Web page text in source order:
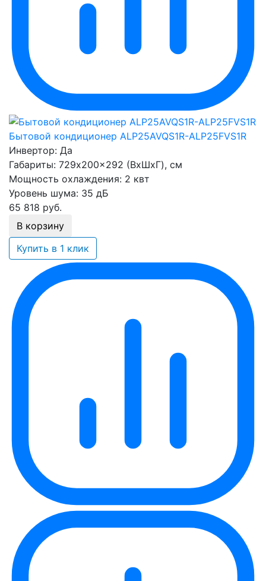
Бытовой кондиционер ALP25AVQS1R-ALP25FVS1R
Инвертор: Да
Габариты: 729x200x292 (ВхШхГ), см
Мощность охлаждения: 2 квт
Уровень шума: 35 дБ
65 818 руб.
В корзину
Купить в 1 клик